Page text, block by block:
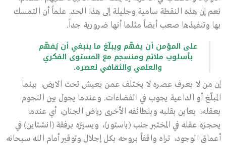
نعم إن هذه النقطة سامية وجليلة إلى هذا الحد. علماً أن التمسك
بها وتنفيذها صعب أيضاً مثلما أنها ضرورية جداً.
على المؤمن أن يفهّم ويبلّغ ما ينبغي أن يُفهّم
بأسلوب ملائم ومنسجم مع المستوى الفكري
والعلمي والثقافي لعصره.
إن من لا يعرف عصره لا يختلف عمن يعيش تحت الارض، بينما
المبلّغ أو الداعية يجوب في الفضاءات. وعندما يجول بين النجوم
بعقله، يعاين بقلبه وبلطائفه الأخرى رياض الجنان، أي عندما
يحجزه عقله في المختبر جنب (باستور)، ويسيّره برفقة (انشتاين) في
أعماق الوجود، تراه واقفاً بروحه بكل إجلال وتوقير أمام الله سبحانه